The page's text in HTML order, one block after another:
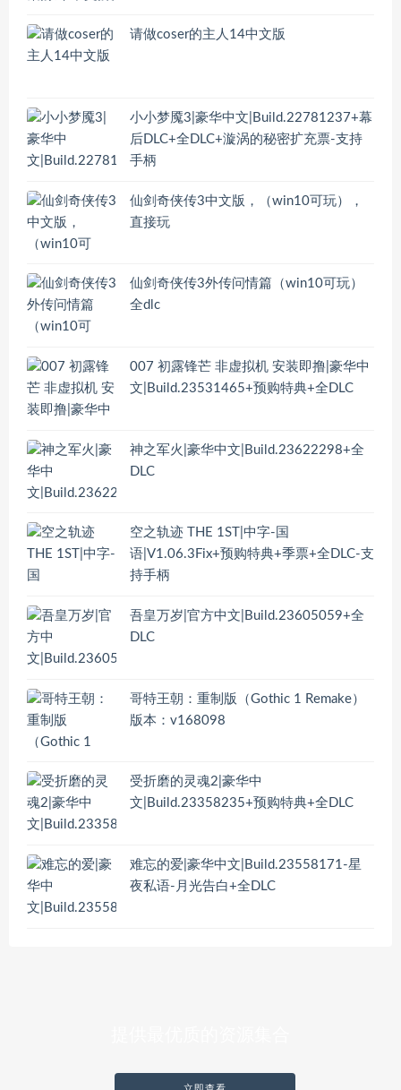
请做coser的主人14中文版
小小梦魇3|豪华中文|Build.22781237+幕
后DLC+全DLC+漩涡的秘密扩充票-支持
手柄
仙剑奇侠传3中文版，（win10可玩），
直接玩
仙剑奇侠传3外传问情篇（win10可玩）
全dlc
007 初露锋芒 非虚拟机 安装即撸|豪华中
文|Build.23531465+预购特典+全DLC
神之军火|豪华中文|Build.23622298+全
DLC
空之轨迹 THE 1ST|中字-国
语|V1.06.3Fix+预购特典+季票+全DLC-支
持手柄
吾皇万岁|官方中文|Build.23605059+全
DLC
哥特王朝：重制版（Gothic 1 Remake）
版本：v168098
受折磨的灵魂2|豪华中
文|Build.23358235+预购特典+全DLC
难忘的爱|豪华中文|Build.23558171-星
夜私语-月光告白+全DLC